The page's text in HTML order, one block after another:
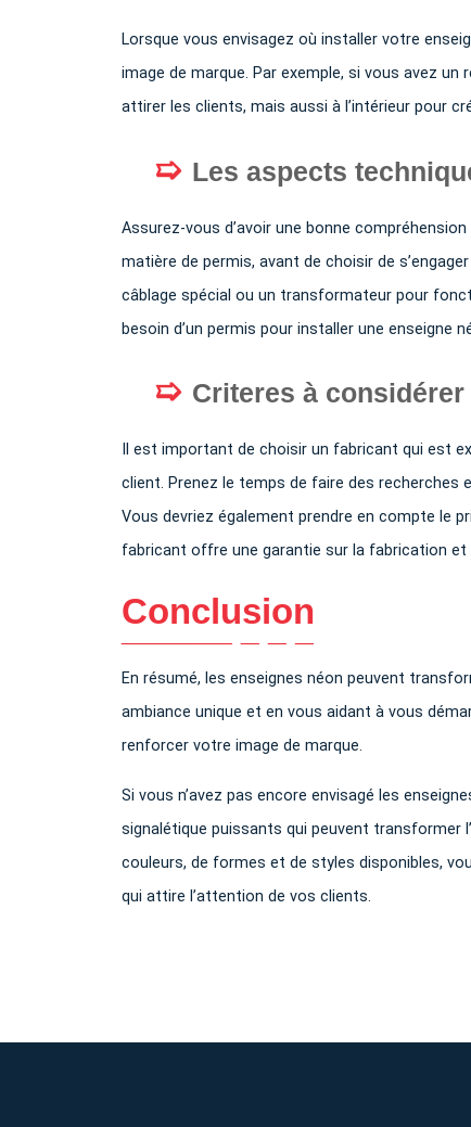
Lorsque vous envisagez où installer votre
image de marque. Par exemple, si vous avez
attirer les clients, mais aussi à l’intérieur pour
Les aspects
Assurez-vous d’avoir une bonne
matière de permis, avant de choisir de
câblage spécial ou un transformateur pour
besoin d’un permis pour installer une enseigne
Criteres à
Il est important de choisir un fabricant qui est
client. Prenez le temps de faire des recherches
Vous devriez également prendre en compte le
fabricant offre une garantie sur la fabrication et
Conclusion
En résumé, les enseignes néon peuvent
ambiance unique et en vous aidant à vous
renforcer votre image de marque.
Si vous n’avez pas encore envisagé les
signalétique puissants qui peuvent transformer
couleurs, de formes et de styles disponibles,
qui attire l’attention de vos clients.